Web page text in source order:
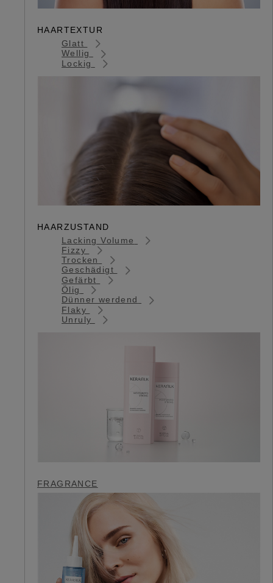
HAARTEXTUR
Glatt
Wellig
Lockig
HAARZUSTAND
Lacking Volume
Fizzy
Trocken
Geschädigt
Gefärbt
Ölig
Dünner werdend
Flaky
Unruly
FRAGRANCE